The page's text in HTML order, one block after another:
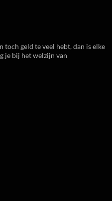
toch geld te veel hebt, dan is elke
je bij het welzijn van